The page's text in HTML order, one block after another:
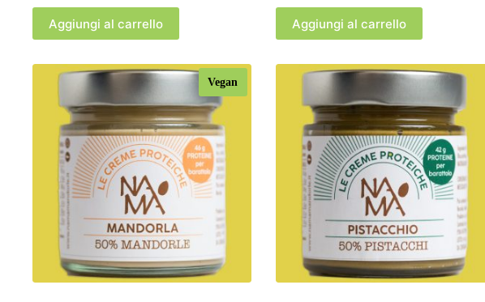
Aggiungi al carrello Aggiungi al carrello
Vegan